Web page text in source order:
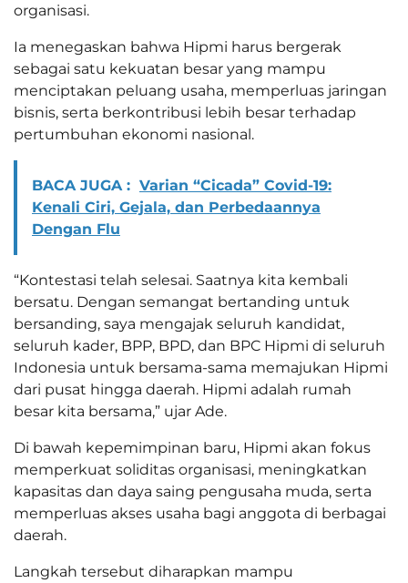
organisasi.
Ia menegaskan bahwa Hipmi harus bergerak
sebagai satu kekuatan besar yang mampu
menciptakan peluang usaha, memperluas jaringan
bisnis, serta berkontribusi lebih besar terhadap
pertumbuhan ekonomi nasional.
BACA JUGA : Varian “Cicada” Covid-19:
Kenali Ciri, Gejala, dan Perbedaannya
Dengan Flu
“Kontestasi telah selesai. Saatnya kita kembali
bersatu. Dengan semangat bertanding untuk
bersanding, saya mengajak seluruh kandidat,
seluruh kader, BPP, BPD, dan BPC Hipmi di seluruh
Indonesia untuk bersama-sama memajukan Hipmi
dari pusat hingga daerah. Hipmi adalah rumah
besar kita bersama,” ujar Ade.
Di bawah kepemimpinan baru, Hipmi akan fokus
memperkuat soliditas organisasi, meningkatkan
kapasitas dan daya saing pengusaha muda, serta
memperluas akses usaha bagi anggota di berbagai
daerah.
Langkah tersebut diharapkan mampu